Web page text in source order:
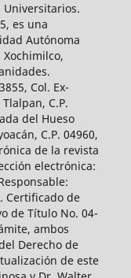
Universitarios.
es una
Autónoma
Col. Ex-
C.P.
del Hueso
C.P. 04960,
de la revista
electrónica:
Certificado de
de Título No. 04-
ambos
Derecho de
de este